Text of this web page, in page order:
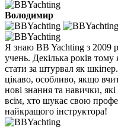
Володимир
Я знаю BB Yachting з 2009
учень. Декілька років тому
стати за штурвал як
цікаво, особливо, якщо
нові знання та навички,
всім, хто шукає свою
найкращого інструктора!